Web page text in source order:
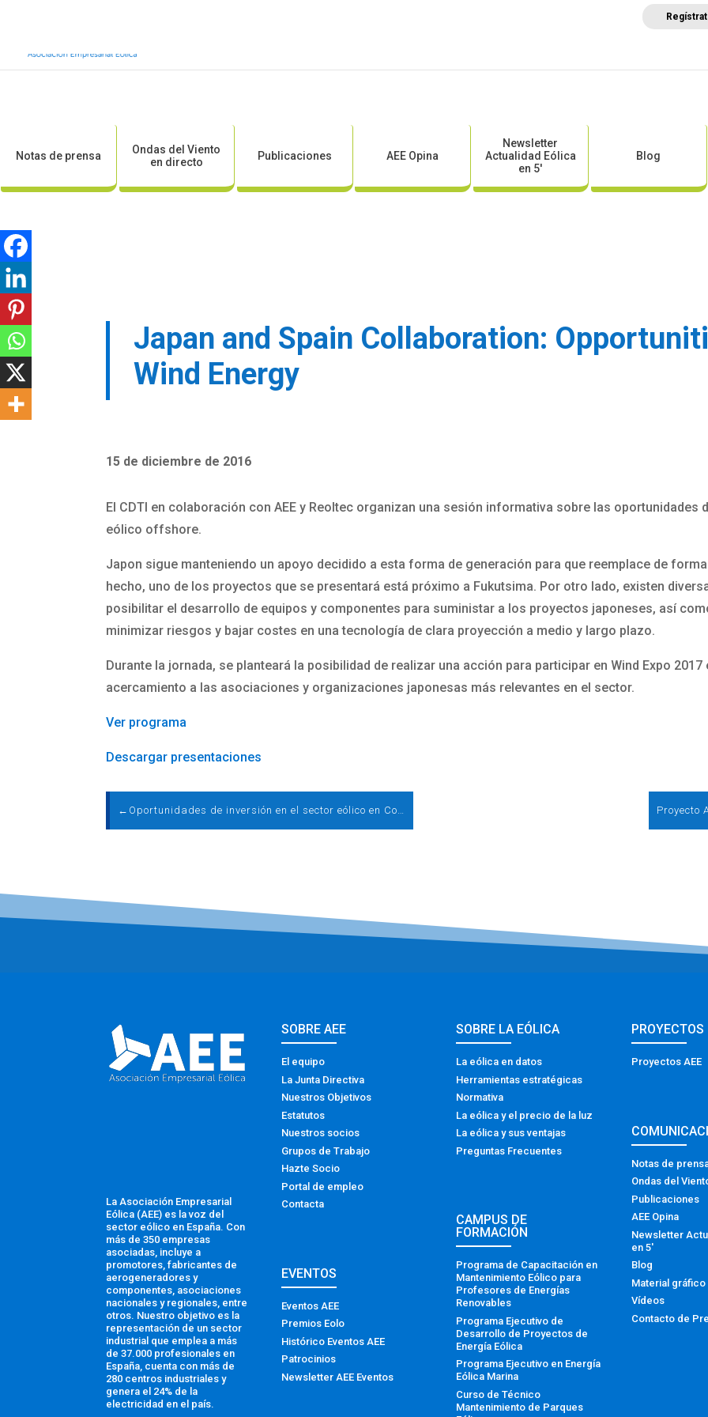
Notas de prensa
Ondas del Viento
en directo
Publicaciones AEE Opina
Newsletter
Actualidad Eólica
en 5′
Blog
Japan and Spain Collaboration:
Wind Energy
15 de diciembre de 2016
El CDTI en colaboración con AEE y Reoltec organizan una sesión informativa sobre las
eólico offshore.
Japon sigue manteniendo un apoyo decidido a esta forma de generación para que reemplace de
hecho, uno de los proyectos que se presentará está próximo a Fukutsima. Por otro lado, existen
posibilitar el desarrollo de equipos y componentes para suministar a los proyectos japoneses, así
minimizar riesgos y bajar costes en una tecnología de clara proyección a medio y largo plazo.
Durante la jornada, se planteará la posibilidad de realizar una acción para participar en Wind Expo
acercamiento a las asociaciones y organizaciones japonesas más relevantes en el sector.
Ver programa
Descargar presentaciones
← Oportunidades de inversión en el sector eólico en Corea
La Asociación Empresarial
Eólica (AEE) es la voz del
sector eólico en España. Con
más de 350 empresas
asociadas, incluye a
promotores, fabricantes de
aerogeneradores y
componentes, asociaciones
nacionales y regionales, entre
otros. Nuestro objetivo es la
representación de un sector
industrial que emplea a más
de 37.000 profesionales en
España, cuenta con más de
280 centros industriales y
genera el 24% de la
electricidad en el país.
SOBRE AEE
El equipo
La Junta Directiva
Nuestros Objetivos
Estatutos
Nuestros socios
Grupos de Trabajo
Hazte Socio
Portal de empleo
Contacta
EVENTOS
Eventos AEE
Premios Eolo
Histórico Eventos AEE
Patrocinios
Newsletter AEE Eventos
SOBRE LA EÓLICA
La eólica en datos
Herramientas estratégicas
Normativa
La eólica y el precio de la luz
La eólica y sus ventajas
Preguntas Frecuentes
CAMPUS DE
FORMACIÓN
Programa de Capacitación en
Mantenimiento Eólico para
Profesores de Energías
Renovables
Programa Ejecutivo de
Desarrollo de Proyectos de
Energía Eólica
Programa Ejecutivo en Energía
Eólica Marina
Curso de Técnico
Mantenimiento de Parques
PROYECTOS
Proyectos AEE
Notas de
Ondas del
Publicaciones
AEE Opina
Newsletter
en 5′
Blog
Material gráfico
Vídeos
Contacto de